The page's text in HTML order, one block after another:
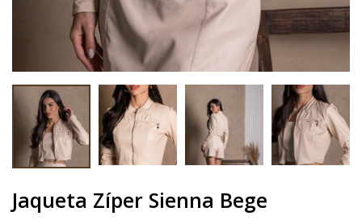
Jaqueta Zíper Sienna Bege